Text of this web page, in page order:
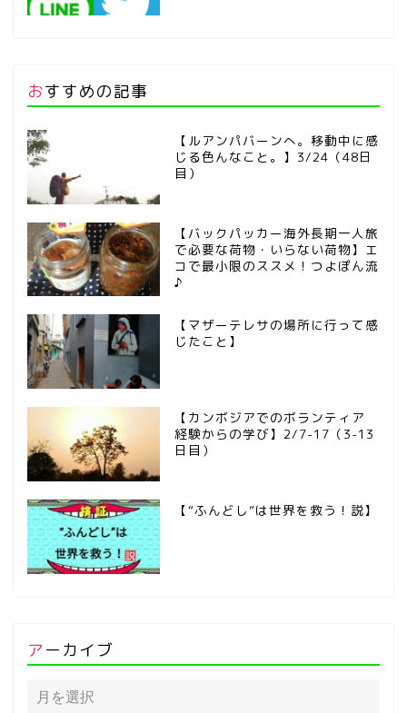
おすすめの記事
【ルアンパバーンへ。移動中に感
じる色んなこと。】3/24（48日
目）
【バックパッカー海外長期一人旅
で必要な荷物・いらない荷物】エ
コで最小限のススメ！つよぽん流
♪
【マザーテレサの場所に行って感
じたこと】
【カンボジアでのボランティア
経験からの学び】2/7-17（3-13
日目）
【“ふんどし”は世界を救う！説】
アーカイブ